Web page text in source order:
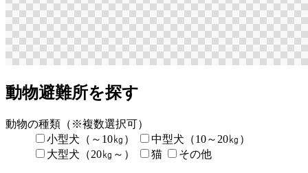
動物避難所を探す
動物の種類 （※複数選択可）
小型犬（～10㎏）
中型犬（10～20㎏）
大型犬（20㎏～）
猫 その他